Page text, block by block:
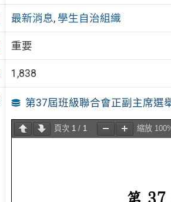
最新消息, 學生自治組織
重要
1,838
第37屆班級聯合會正副主席選
頁次 1/ 1 縮放